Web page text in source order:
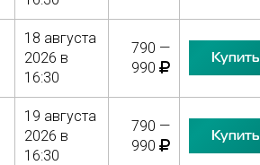
18 августа
2026 в
16:30
790 —
990
Купить
19 августа
2026 в
16:30
790 —
990
Купить